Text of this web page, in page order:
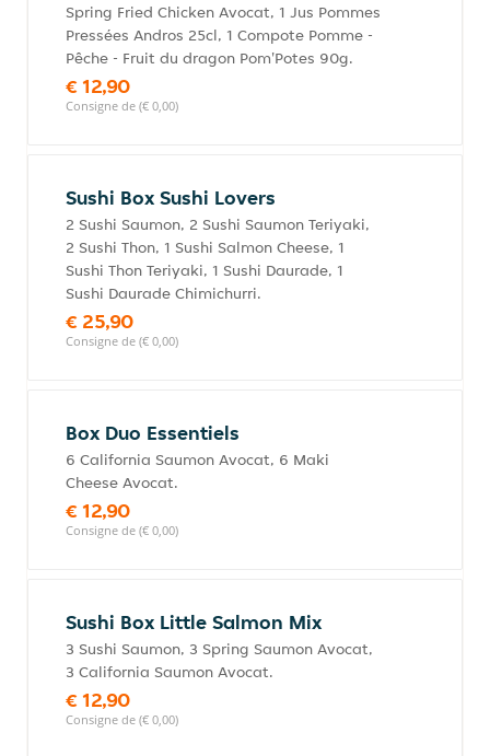
Spring Fried Chicken Avocat, 1 Jus Pommes
Pressées Andros 25cl, 1 Compote Pomme -
Pêche - Fruit du dragon Pom'Potes 90g.
€ 12,90
Consigne de (€ 0,00)
Sushi Box Sushi Lovers
2 Sushi Saumon, 2 Sushi Saumon Teriyaki,
2 Sushi Thon, 1 Sushi Salmon Cheese, 1
Sushi Thon Teriyaki, 1 Sushi Daurade, 1
Sushi Daurade Chimichurri.
€ 25,90
Consigne de (€ 0,00)
Box Duo Essentiels
6 California Saumon Avocat, 6 Maki
Cheese Avocat.
€ 12,90
Consigne de (€ 0,00)
Sushi Box Little Salmon Mix
3 Sushi Saumon, 3 Spring Saumon Avocat,
3 California Saumon Avocat.
€ 12,90
Consigne de (€ 0,00)